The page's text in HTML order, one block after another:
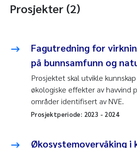
Prosjekter (2)
Fagutredning for
på bunnsamfunn og
Prosjektet skal utvikle
økologiske effekter av havvind
områder identifisert av NVE.
Prosjektperiode: 2023 - 2024
Økosystemovervåking i